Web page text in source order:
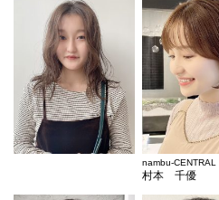
nambu-CENTRAL
村本 千優